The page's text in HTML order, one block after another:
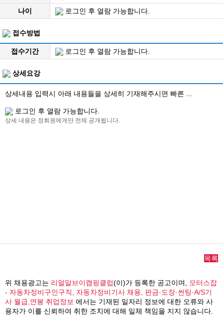
나이
로그인 후 열람 가능합니다.
접수방법
접수기간 로그인 후 열람 가능합니다.
상세요강
상세내용 입력시 아래 내용들을 상세히 기재해주시면 빠른 ...
로그인 후 열람 가능합니다.
상세 내용은 정회원에게만 전체 공개됩니다.
목록
위 채용광고는 리얼알브이캠핑클럽(이)가 등록한 공고이며,
모터스잡
- 자동차정비구인구직, 자동차정비기사 채용, 판금·도장·썬팅·A/S기
사 월급,연봉 취업정보 에서는 기재된 일자리 정보에 대한 오류와 사
용자가 이를 신뢰하여 취한 조치에 대해 일체 책임을 지지 않습니다.